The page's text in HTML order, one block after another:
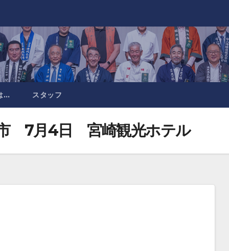
… スタッフ
7月4日 宮崎観光ホテル